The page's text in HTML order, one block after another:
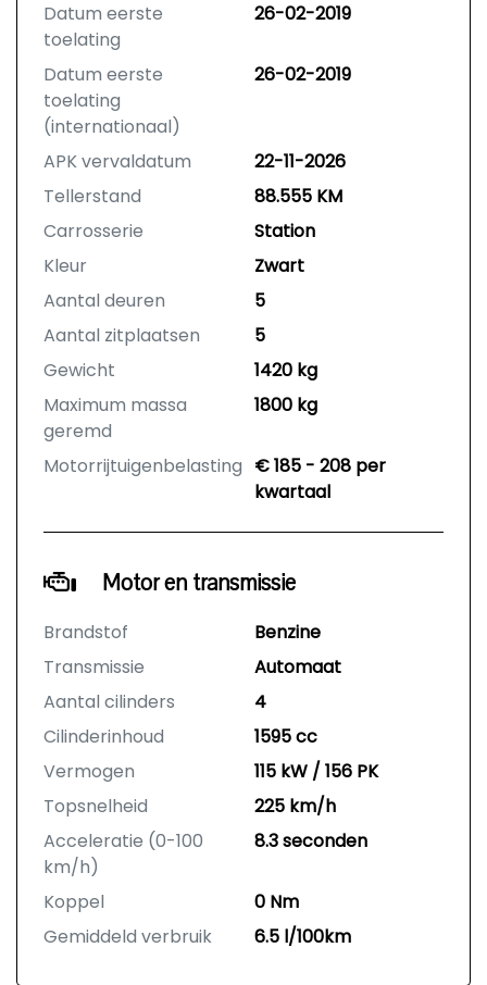
Datum eerste
toelating
26-02-2019
Datum eerste
toelating
(internationaal)
26-02-2019
APK vervaldatum
22-11-2026
Tellerstand
88.555 KM
Carrosserie
Station
Kleur
Zwart
Aantal deuren
5
Aantal zitplaatsen
5
Gewicht
1420 kg
Maximum massa
geremd
1800 kg
Motorrijtuigenbelasting € 185 - 208 per
kwartaal
Motor en transmissie
Brandstof
Benzine
Transmissie
Automaat
Aantal cilinders
4
Cilinderinhoud
1595 cc
Vermogen
115 kW / 156 PK
Topsnelheid
225 km/h
Acceleratie (0-100
km/h)
8.3 seconden
Koppel
0 Nm
Gemiddeld verbruik
6.5 l/100km